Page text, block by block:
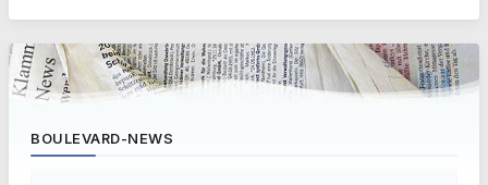
BOULEVARD-NEWS